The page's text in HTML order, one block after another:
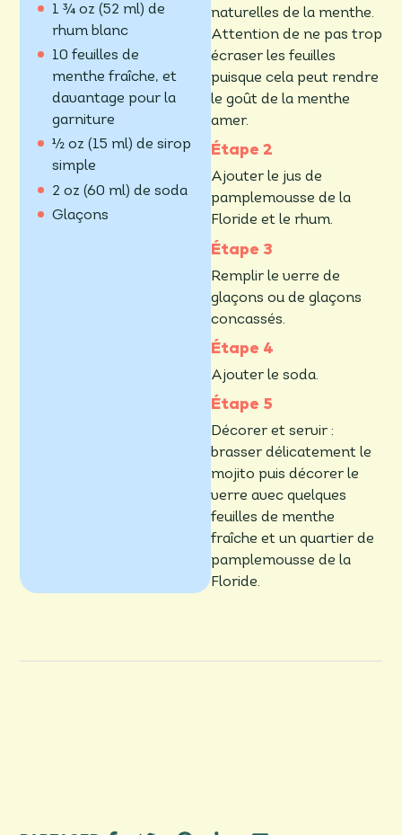
1 ¾ oz (52 ml) de
rhum blanc
10 feuilles de
menthe fraîche, et
davantage pour la
garniture
½ oz (15 ml) de sirop
simple
2 oz (60 ml) de soda
Glaçons
naturelles de la menthe.
Attention de ne pas trop
écraser les feuilles
puisque cela peut rendre
le goût de la menthe
amer.
Ajouter le jus de
pamplemousse de la
Floride et le rhum.
Remplir le verre de
glaçons ou de glaçons
concassés.
Ajouter le soda.
Décorer et servir :
brasser délicatement le
mojito puis décorer le
verre avec quelques
feuilles de menthe
fraîche et un quartier de
pamplemousse de la
Floride.